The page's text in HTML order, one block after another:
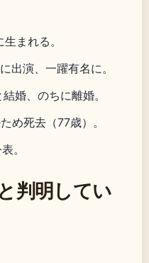
まれる。
出演、一躍有名に。
婚、のちに離婚。
め死去（77歳）。
。
判明してい